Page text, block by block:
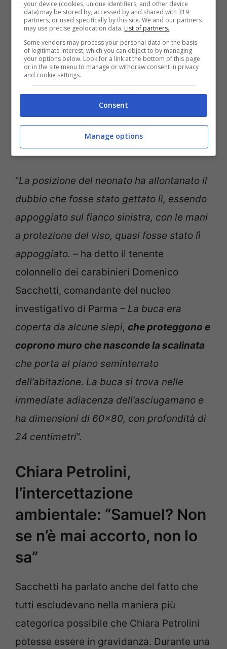
dall’aula durante le proiezioni delle
immagini del figlio morto. Samuel nei mesi
scorsi ha riconosciuto i figli, chiamandoli
Angelo Federico e Domenico Matteo,
dando loro il suo cognome e firmando l’atto
di nascita e di morte. La benedizione delle
salme e la sepoltura erano avvenute in
forma privata a marzo scorso.
“La posizione del neonato ha allontanato il
dubbio che fosse stato gettato lì, essendo
appoggiato sul fianco sinistra, con le mani
a protezione del viso, quasi fosse stato lì
appoggiato. – ha detto il tenente
colonnello dei carabinieri Domenico
Sacchetti, comandante del nucleo
investigativo di Parma – La buca era
coperta da alcune siepi, che proteggono e
coprono muro che nasconde la scalinata
che porta al piano seminterrato
dell’abitazione. La buca si trova nelle
immediate adiacenza dell’asciugamano e
ha dimensioni di 60×80, con profondità di
24 centimetri“.
Chiara Petrolini,
l’intercettazione
ambientale: “Samuel? Non
se n’è mai accorto, non lo
sa”
Sacchetti ha parlato anche del fatto che
tutti escludevano nella maniera più
categorica possibile che Chiara Petrolini
potesse essere in gravidanza. Durante una
your device (cookies, unique identifiers, and other device
data) may be stored by, accessed by and shared with 319
partners, or used specifically by this site. We and our partners
may use precise geolocation data. List of partners.
Some vendors may process your personal data on the basis
of legitimate interest, which you can object to by managing
your options below. Look for a link at the bottom of this page
or in the site menu to manage or withdraw consent in privacy
and cookie settings.
Consent
Manage options